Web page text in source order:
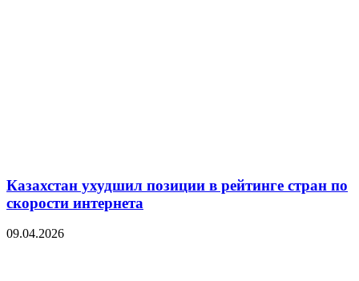
Казахстан ухудшил позиции в рейтинге стран по
скорости интернета
09.04.2026